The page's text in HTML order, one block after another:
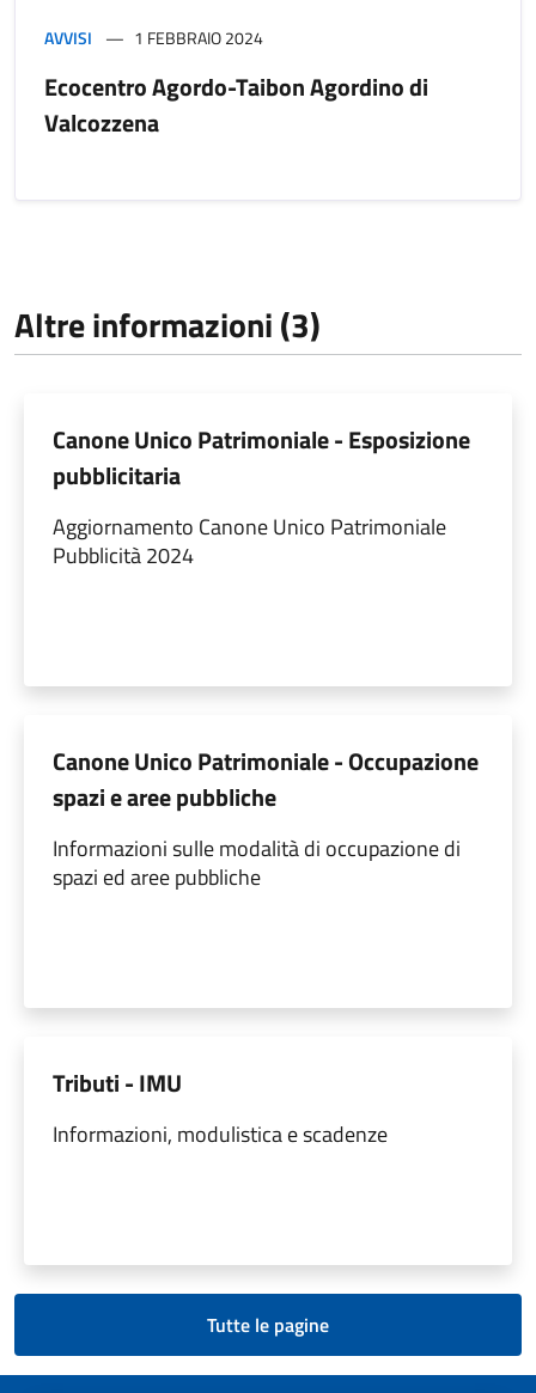
AVVISI 1 FEBBRAIO 2024
Ecocentro Agordo-Taibon Agordino di
Valcozzena
Altre informazioni (3)
Canone Unico Patrimoniale - Esposizione
pubblicitaria
Aggiornamento Canone Unico Patrimoniale
Pubblicità 2024
Canone Unico Patrimoniale - Occupazione
spazi e aree pubbliche
Informazioni sulle modalità di occupazione di
spazi ed aree pubbliche
Tributi - IMU
Informazioni, modulistica e scadenze
Tutte le pagine